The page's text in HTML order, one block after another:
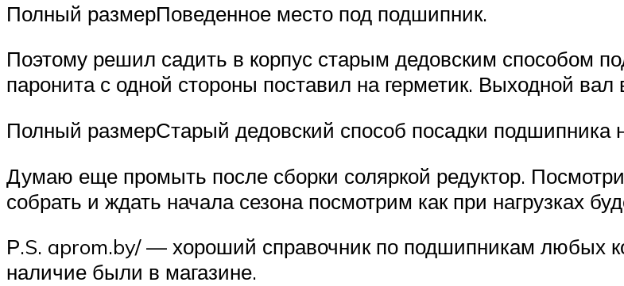
Полный размерПоведенное место под подшипник.
Поэтому решил садить в корпус старым дедовским способом
паронита с одной стороны поставил на герметик. Выходной вал
Полный размерСтарый дедовский способ посадки подшипника
Думаю еще промыть после сборки соляркой редуктор.
собрать и ждать начала сезона посмотрим как при нагрузках
Р.S. aprom.by/ — хороший справочник по подшипникам любых
наличие были в магазине.